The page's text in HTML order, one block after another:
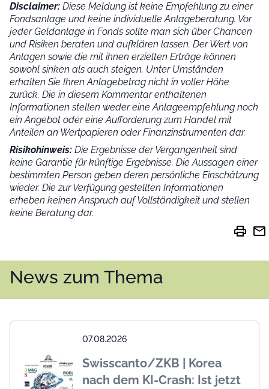
Disclaimer: Diese Meldung ist keine Empfehlung zu einer
Fondsanlage und keine individuelle Anlageberatung. Vor
jeder Geldanlage in Fonds sollte man sich über Chancen
und Risiken beraten und aufklären lassen. Der Wert von
Anlagen sowie die mit ihnen erzielten Erträge können
sowohl sinken als auch steigen. Unter Umständen
erhalten Sie Ihren Anlagebetrag nicht in voller Höhe
zurück. Die in diesem Kommentar enthaltenen
Informationen stellen weder eine Anlageempfehlung noch
ein Angebot oder eine Aufforderung zum Handel mit
Anteilen an Wertpapieren oder Finanzinstrumenten dar.
Risikohinweis: Die Ergebnisse der Vergangenheit sind
keine Garantie für künftige Ergebnisse. Die Aussagen einer
bestimmten Person geben deren persönliche Einschätzung
wieder. Die zur Verfügung gestellten Informationen
erheben keinen Anspruch auf Vollständigkeit und stellen
keine Beratung dar.
print mail
News zum Thema
07.08.2026
Swisscanto/ZKB | Korea
nach dem KI-Crash: Ist jetzt